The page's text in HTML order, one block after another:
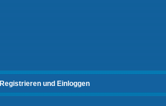
Registrieren und Einloggen